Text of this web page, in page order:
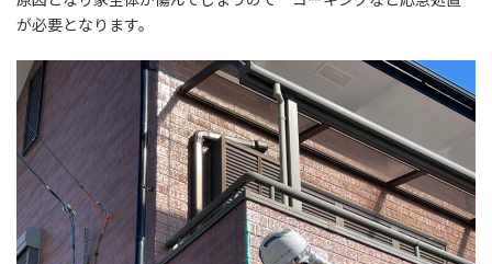
が必要となります。